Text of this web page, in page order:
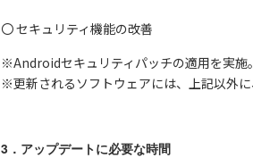
〇 セキュリティ機能の改善
※Androidセキュリティパッチの適用を実施
※更新されるソフトウェアには、上記以外
3．アップデートに必要な時間